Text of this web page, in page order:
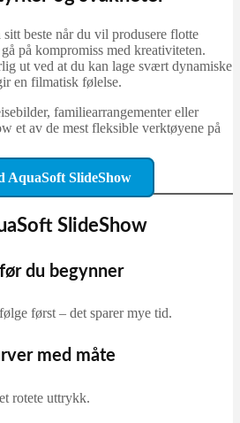
beste når du vil produsere flotte
på kompromiss med kreativiteten.
ut ved at du kan lage svært dynamiske
en filmatisk følelse.
familiearrangementer eller
et av de mest fleksible verktøyene på
AquaSoft SlideShow
SlideShow
du begynner
først – det sparer mye tid.
med måte
rotete uttrykk.